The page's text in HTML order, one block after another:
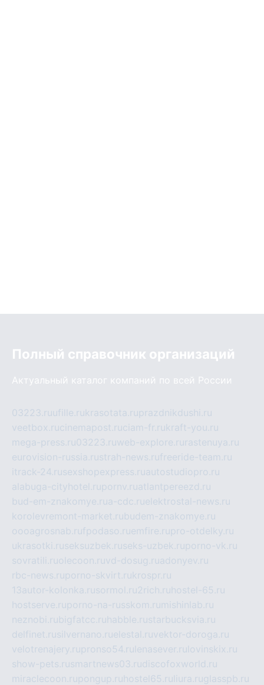
Полный справочник организаций
Актуальный каталог компаний по всей России
03223.ruufille.rukrasotata.ruprazdnikdushi.ru
veetbox.rucinemapost.ruciam-fr.rukraft-you.ru
mega-press.ru03223.ruweb-explore.ru rastenuya.ru
eurovision-russia.rustrah-news.rufreeride-team.ru
itrack-24.rusexshopexpress.ruautostudiopro.ru
alabuga-cityhotel.rupornv.ruatlantpereezd.ru
bud-em-znakomye.rua-cdc.ruelektrostal-news.ru
korolevremont-market.rubudem-znakomye.ru
oooagrosnab.rufpodaso.ruemfire.rupro-otdelky.ru
ukrasotki.ruseksuzbek.ruseks-uzbek.ruporno-vk.ru
sovratili.ruolecoon.ruvd-dosug.ruadonyev.ru
rbc-news.ruporno-skvirt.rukrospr.ru
13autor-kolonka.rusormol.ru2rich.ru hostel-65.ru
hostserve.ruporno-na-russkom.ru mishinlab.ru
neznobi.rubigfatcc.ru habble.rustarbucksvia.ru
delfinet.rusilvernano.ruelestal.ruvektor-doroga.ru
velotrenajery.rupronso54.ru lenasever.ru lovinskix.ru
show-pets.rusmartnews03.rudiscofoxworld.ru
miraclecoon.rupongup.ru hostel65.ru liura.ruglasspb.ru